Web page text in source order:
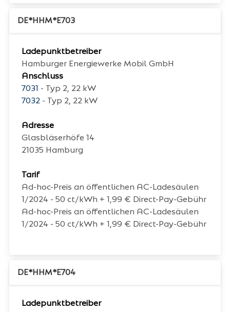
DE*HHM*E703
Ladepunktbetreiber
Hamburger Energiewerke Mobil GmbH
Anschluss
7031 - Typ 2, 22 kW
7032 - Typ 2, 22 kW
Adresse
Glasbläserhöfe 14
21035 Hamburg
Tarif
Ad-hoc-Preis an öffentlichen AC-Ladesäulen
1/2024 - 50 ct/kWh + 1,99 € Direct-Pay-Gebühr
Ad-hoc-Preis an öffentlichen AC-Ladesäulen
1/2024 - 50 ct/kWh + 1,99 € Direct-Pay-Gebühr
DE*HHM*E704
Ladepunktbetreiber